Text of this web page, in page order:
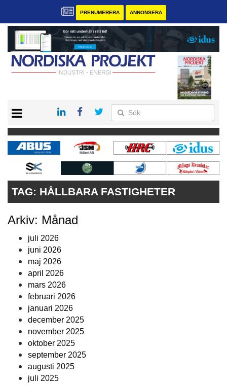
PRENUMERERA ANNONSERA
KONTAKT
VÅRA ANDRA MAGASIN
PRENUMERERA
ANNONSERA
TAG: HÅLLBARA FASTIGHETER
Arkiv: Månad
juli 2026
juni 2026
maj 2026
april 2026
mars 2026
februari 2026
januari 2026
december 2025
november 2025
oktober 2025
september 2025
augusti 2025
juli 2025